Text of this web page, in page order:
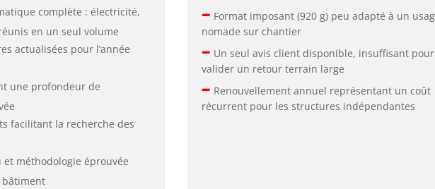
complète : électricité,
en un seul volume
actualisées pour l’année
une profondeur de
facilitant la recherche des
méthodologie éprouvée
bâtiment
– Format imposant (920 g) peu adapté à un
nomade sur chantier
– Un seul avis client disponible, insuffisant pour
valider un retour terrain large
– Renouvellement annuel représentant un coût
récurrent pour les structures indépendantes